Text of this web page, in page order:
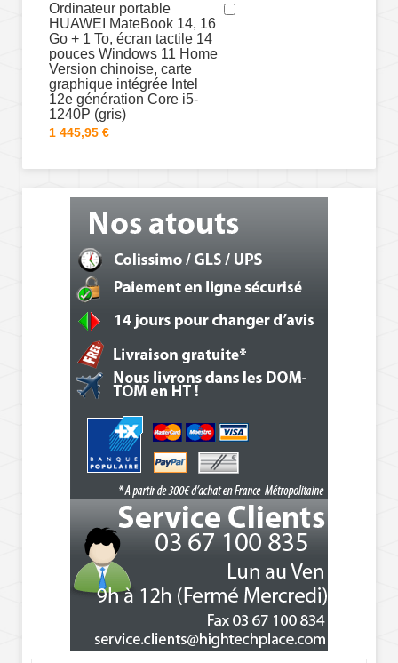
Ordinateur portable
HUAWEI MateBook 14, 16
Go + 1 To, écran tactile 14
pouces Windows 11 Home
Version chinoise, carte
graphique intégrée Intel
12e génération Core i5-
1240P (gris)
1 445,95 €